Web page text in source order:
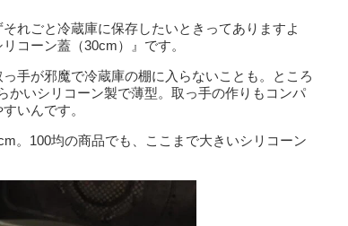
れごと冷蔵庫に保存したいときってありますよ
コーン蓋（30cm）』です。
手が邪魔で冷蔵庫の棚に入らないことも。ところ
かいシリコーン製で薄型。取っ手の作りもコンパ
いんです。
。100均の商品でも、ここまで大きいシリコーン